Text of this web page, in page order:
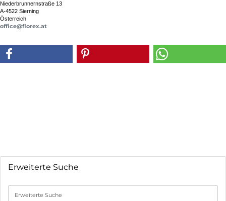
Niederbrunnernstraße 13
A-4522 Sierning
Österreich
office@florex.at
Erweiterte Suche
Suche